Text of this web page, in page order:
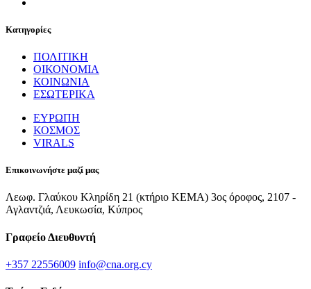
Κατηγορίες
ΠΟΛΙΤΙΚΗ
ΟΙΚΟΝΟΜΙΑ
ΚΟΙΝΩΝΙΑ
ΕΣΩΤΕΡΙΚΑ
ΕΥΡΩΠΗ
ΚΟΣΜΟΣ
VIRALS
Επικοινωνήστε μαζί μας
Λεωφ. Γλαύκου Κληρίδη 21 (κτήριο ΚΕΜΑ) 3ος όροφος, 2107 -
Αγλαντζιά, Λευκωσία, Κύπρος
Γραφείο Διευθυντή
+357 22556009 info@cna.org.cy